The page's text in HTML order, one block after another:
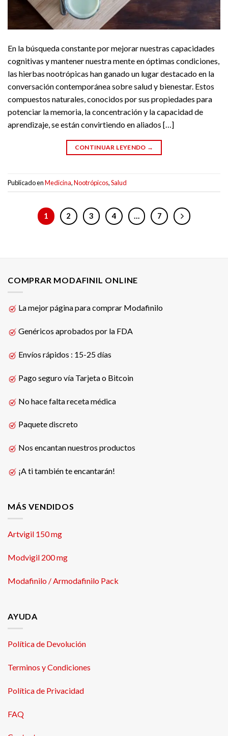
En la búsqueda constante por mejorar nuestras capacidades
cognitivas y mantener nuestra mente en óptimas condiciones,
las hierbas nootrópicas han ganado un lugar destacado en la
conversación contemporánea sobre salud y bienestar. Estos
compuestos naturales, conocidos por sus propiedades para
potenciar la memoria, la concentración y la capacidad de
aprendizaje, se están convirtiendo en aliados […]
CONTINUAR LEYENDO →
Publicado enMedicina,Nootrópicos,Salud
1 2 3 4 … 7
COMPRAR MODAFINIL ONLINE
La mejor página para comprar Modafinilo
Genéricos aprobados por la FDA
Envíos rápidos : 15-25 días
Pago seguro vía Tarjeta o Bitcoin
No hace falta receta médica
Paquete discreto
Nos encantan nuestros productos
¡A ti también te encantarán!
MÁS VENDIDOS
Artvigil 150 mg
Modvigil 200 mg
Modafinilo / Armodafinilo Pack
AYUDA
Política de Devolución
Terminos y Condiciones
Política de Privacidad
FAQ